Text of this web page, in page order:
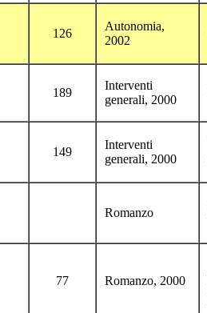
126
Autonomia,
2002
189
Interventi
generali, 2000
149
Interventi
generali, 2000
Romanzo
77 Romanzo, 2000